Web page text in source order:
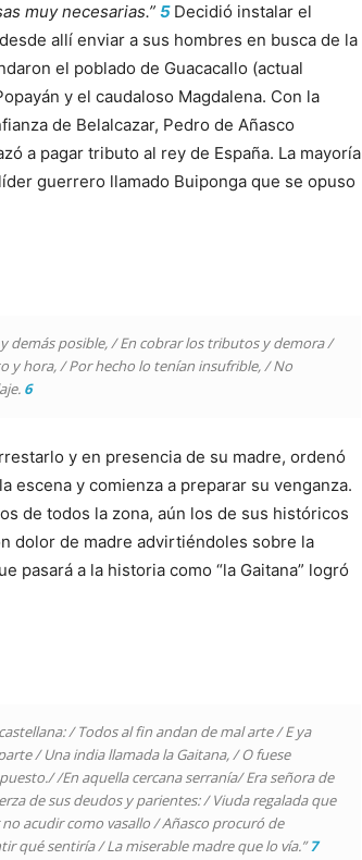
muy necesarias.” 5 Decidió instalar el
allí enviar a sus hombres en busca de la
el poblado de Guacacallo (actual
y el caudaloso Magdalena. Con la
de Belalcazar, Pedro de Añasco
a pagar tributo al rey de España. La mayoría
guerrero llamado Buiponga que se opuso
demás posible, / En cobrar los tributos y demora /
y hora, / Por hecho lo tenían insufrible, / No
6
y en presencia de su madre, ordenó
escena y comienza a preparar su venganza.
de todos la zona, aún los de sus históricos
dolor de madre advirtiéndoles sobre la
pasará a la historia como “la Gaitana” logró
/ Todos al fin andan de mal arte / E ya
/ Una india llamada la Gaitana, / O fuese
/En aquella cercana serranía/ Era señora de
de sus deudos y parientes: / Viuda regalada que
acudir como vasallo / Añasco procuró de
qué sentiría / La miserable madre que lo vía.”7